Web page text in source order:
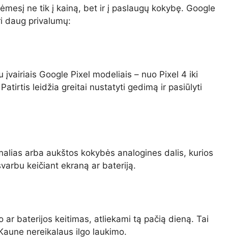
ne tik į kainą, bet ir į paslaugų kokybę. Google
daug privalumų:
įvairiais Google Pixel modeliais – nuo Pixel 4 iki
leidžia greitai nustatyti gedimą ir pasiūlyti
arba aukštos kokybės analogines dalis, kurios
keičiant ekraną ar bateriją.
ar baterijos keitimas, atliekami tą pačią dieną. Tai
nereikalaus ilgo laukimo.